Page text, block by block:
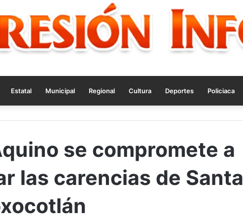
Estatal Municipal Regional Cultura Deportes Policiaca
se compromete a
las carencias de Santa